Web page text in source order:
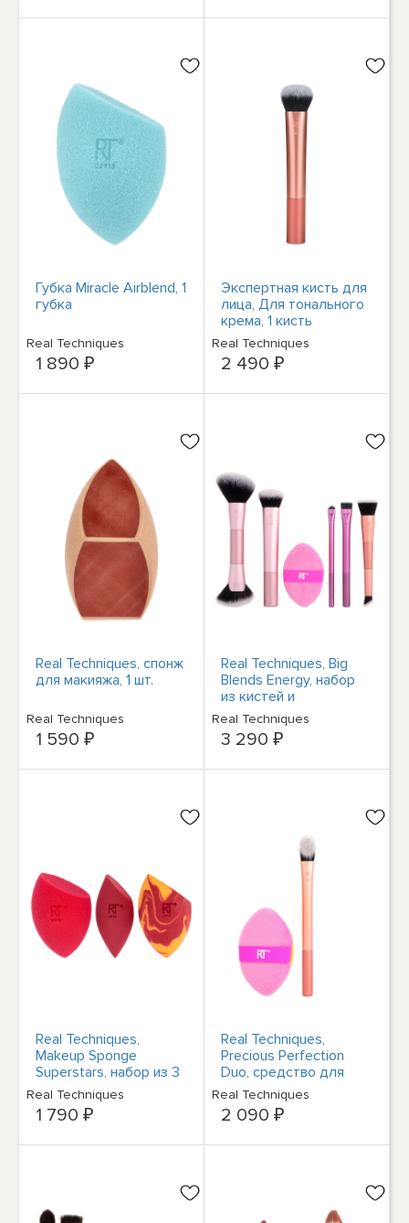
Губка Miracle Airblend, 1
губка
Real Techniques
1 890 ₽
Экспертная кисть для
лица, Для тонального
крема, 1 кисть
Real Techniques
2 490 ₽
Real Techniques, спонж
для макияжа, 1 шт.
Real Techniques
1 590 ₽
Real Techniques, Big
Blends Energy, набор
из кистей и
двусторонних пуховок,
6 предметов
Real Techniques
3 290 ₽
Real Techniques,
Makeup Sponge
Superstars, набор из 3
спонжей
Real Techniques
1 790 ₽
Real Techniques,
Precious Perfection
Duo, средство для
лица, набор из 2
средств
Real Techniques
2 090 ₽